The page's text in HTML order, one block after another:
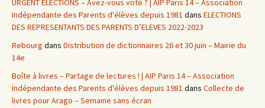
URGENT ELECTIONS – Avez-vous voté ? | AIP Paris 14 – Association
Indépendante des Parents d'élèves depuis 1981 dans ELECTIONS
DES REPRESENTANTS DES PARENTS D’ELEVES 2022-2023
Rebourg dans Distribution de dictionnaires 26 et 30 juin – Mairie du
14e
Boîte à livres – Partage de lectures ! | AIP Paris 14 – Association
Indépendante des Parents d'élèves depuis 1981 dans Collecte de
livres pour Arago – Semaine sans écran